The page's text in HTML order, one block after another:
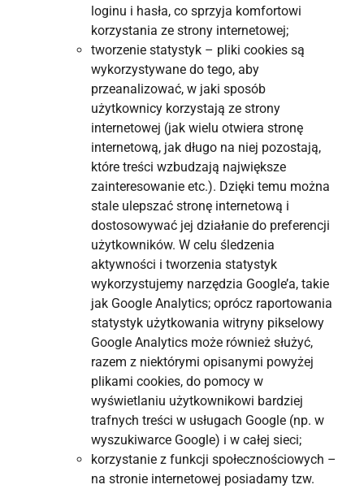
loginu i hasła, co sprzyja komfortowi
korzystania ze strony internetowej;
tworzenie statystyk – pliki cookies są
wykorzystywane do tego, aby
przeanalizować, w jaki sposób
użytkownicy korzystają ze strony
internetowej (jak wielu otwiera stronę
internetową, jak długo na niej pozostają,
które treści wzbudzają największe
zainteresowanie etc.). Dzięki temu można
stale ulepszać stronę internetową i
dostosowywać jej działanie do preferencji
użytkowników. W celu śledzenia
aktywności i tworzenia statystyk
wykorzystujemy narzędzia Google’a, takie
jak Google Analytics; oprócz raportowania
statystyk użytkowania witryny pikselowy
Google Analytics może również służyć,
razem z niektórymi opisanymi powyżej
plikami cookies, do pomocy w
wyświetlaniu użytkownikowi bardziej
trafnych treści w usługach Google (np. w
wyszukiwarce Google) i w całej sieci;
korzystanie z funkcji społecznościowych –
na stronie internetowej posiadamy tzw.